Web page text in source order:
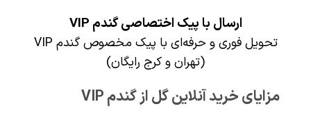
ارسال با پیک اختصاصی گندم VIP
تحویل فوری و حرفه‌ای با پیک مخصوص گندم VIP
(تهران و کرج رایگان)
مزایای خرید آنلاین گل از گندم VIP